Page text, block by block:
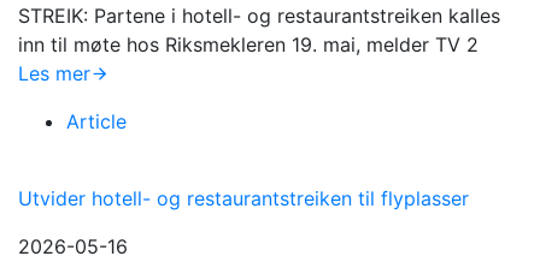
STREIK: Partene i hotell- og restaurantstreiken kalles
inn til møte hos Riksmekleren 19. mai, melder TV 2
Les mer
Article
Utvider hotell- og restaurantstreiken til flyplasser
2026-05-16